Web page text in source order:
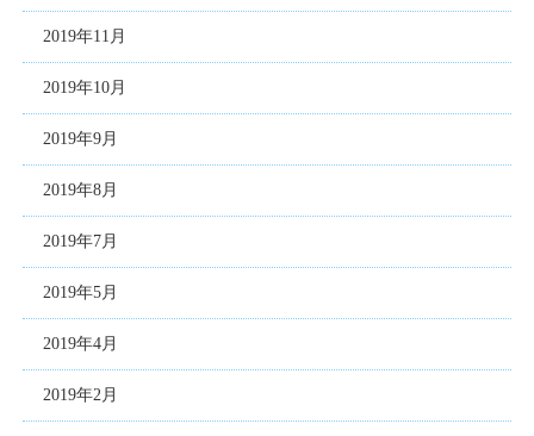
2019年11月
2019年10月
2019年9月
2019年8月
2019年7月
2019年5月
2019年4月
2019年2月